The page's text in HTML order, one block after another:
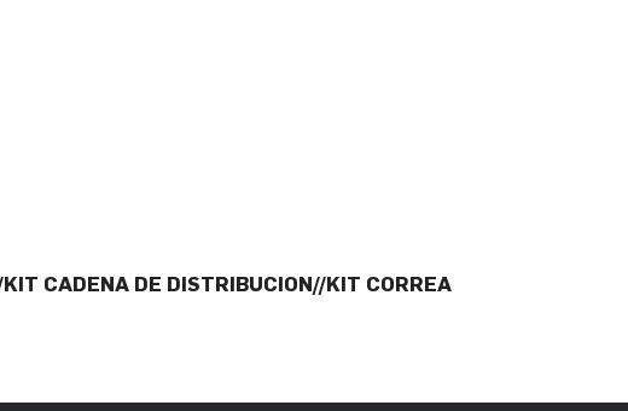
CADENA DE DISTRIBUCION//KIT CORREA